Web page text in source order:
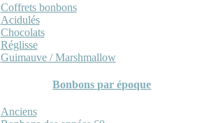
Coffrets bonbons
Acidulés
Chocolats
Réglisse
Guimauve / Marshmallow
Bonbons par époque
Anciens